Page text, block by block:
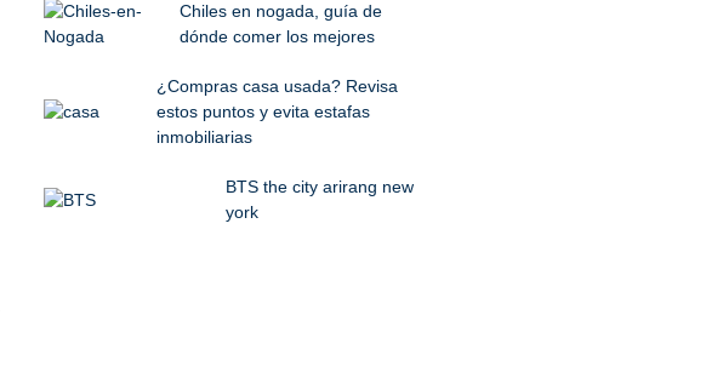
Chiles en nogada, guía de
dónde comer los mejores
¿Compras casa usada? Revisa
estos puntos y evita estafas
inmobiliarias
BTS the city arirang new
york